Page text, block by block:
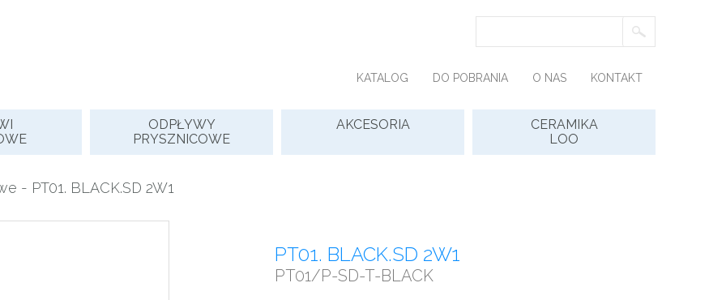
KATALOG DO POBRANIA O NAS KONTAKT
ODPŁYWY
PRYSZNICOWE
AKCESORIA
CERAMIKA
LOO
- PT01. BLACK.SD 2W1
PT01. BLACK.SD 2W1
PT01/P-SD-T-BLACK